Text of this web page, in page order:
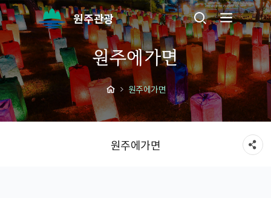
원주관광
원주에가면
원주에가면
원주에가면